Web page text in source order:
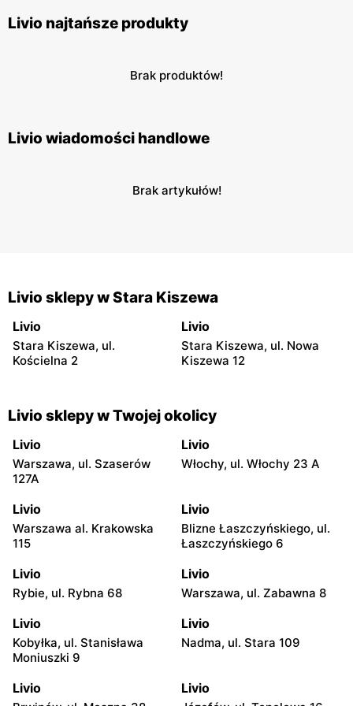
Livio najtańsze produkty
Brak produktów!
Livio wiadomości handlowe
Brak artykułów!
Livio sklepy w Stara Kiszewa
Livio
Stara Kiszewa, ul.
Kościelna 2
Livio
Stara Kiszewa, ul. Nowa
Kiszewa 12
Livio sklepy w Twojej okolicy
Livio
Warszawa, ul. Szaserów
127A
Livio
Włochy, ul. Włochy 23 A
Livio
Warszawa al. Krakowska
115
Livio
Blizne Łaszczyńskiego, ul.
Łaszczyńskiego 6
Livio
Rybie, ul. Rybna 68
Livio
Warszawa, ul. Zabawna 8
Livio
Kobyłka, ul. Stanisława
Moniuszki 9
Livio
Nadma, ul. Stara 109
Livio Livio